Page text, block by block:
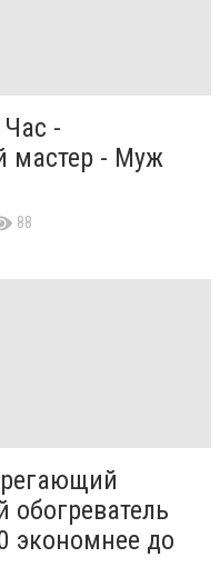
-
- Муж
88
обогреватель
экономнее до